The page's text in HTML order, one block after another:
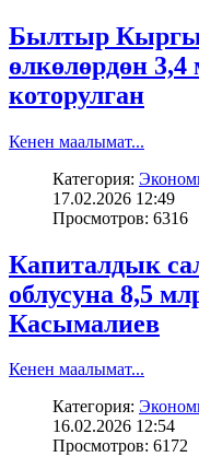
Былтыр
өлкөлөрдөн 3,4
которулган
Кенен маалымат...
Категория:
17.02.2026 12:49
Просмотров: 6316
Капиталдык
облусуна 8,5
Касымалиев
Кенен маалымат...
Категория:
16.02.2026 12:54
Просмотров: 6172